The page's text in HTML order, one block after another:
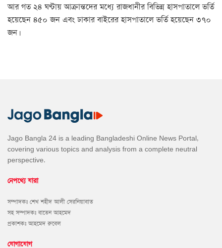
আর গত ২৪ ঘণ্টায় আক্রান্তদের মধ্যে রাজধানীর বিভিন্ন হাসপাতালে ভর্তি
হয়েছেন ৪৫০ জন এবং ঢাকার বাইরের হাসপাতালে ভর্তি হয়েছেন ৩৭০
জন।
Jago Bangla 24 is a leading Bangladeshi Online News Portal,
covering various topics and analysis from a complete neutral
perspective.
নেপথ্যে যারা
সম্পাদকঃ শেখ শহীদ আলী সেরনিয়াবাত
সহ সম্পাদকঃ বাতেন আহমেদ
প্রকাশকঃ আহমেদ রুবেল
যোগাযোগ